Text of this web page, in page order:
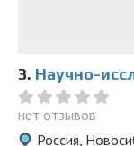
3. Научно-
нет отзывов
Россия,